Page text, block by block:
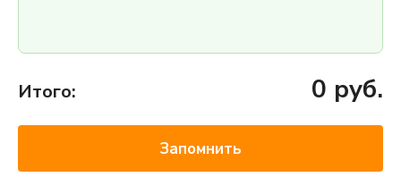
Итого: 0 руб.
Запомнить